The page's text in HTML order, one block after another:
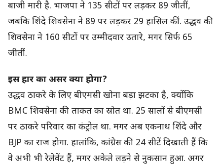
बाजी मारी है. भाजपा ने 135 सीटों पर लड़कर 89 जीतीं,
जबकि शिंदे शिवसेना ने 89 पर लड़कर 29 हासिल कीं. उद्धव की
शिवसेना ने 160 सीटों पर उम्मीदवार उतारे, मगर सिर्फ 65
जीतीं.
इस हार का असर क्या होगा?
उद्धव ठाकरे के लिए बीएमसी खोना बड़ा झटका है, क्योंकि
BMC शिवसेना की ताकत का स्रोत था. 25 सालों से बीएमसी
पर ठाकरे परिवार का कंट्रोल था. मगर अब एकनाथ शिंदे और
BJP का राज होगा. हालांकि, कांग्रेस की 24 सीटें दिखाती हैं कि
वे अभी भी रेलेवेंट हैं, मगर अकेले लड़ने से नुकसान हुआ. अगर